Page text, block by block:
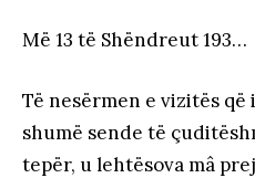
Më 13 të Shëndreut 193…
Të nesërmen e vizitës që
shumë sende të
tepër, u lehtësova mâ